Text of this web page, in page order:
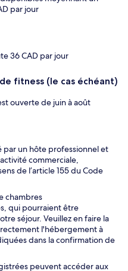
par jour
36 CAD par jour
fitness (le cas échéant)
ouverte de juin à août
un hôte professionnel et
commerciale,
de l’article 155 du Code
chambres
qui pourraient être
séjour. Veuillez en faire la
l'hébergement à
dans la confirmation de
peuvent accéder aux